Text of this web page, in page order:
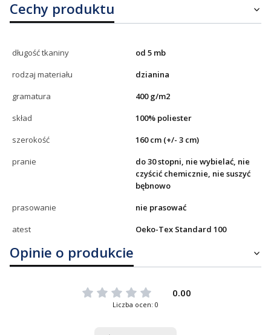
Cechy produktu
długość tkaniny
od 5 mb
rodzaj materiału
dzianina
gramatura
400 g/m2
skład
100% poliester
szerokość
160 cm (+/- 3 cm)
pranie
do 30 stopni, nie wybielać, nie
czyścić chemicznie, nie suszyć
bębnowo
prasowanie
nie prasować
atest
Oeko-Tex Standard 100
Opinie o produkcie
0.00
Liczba ocen: 0